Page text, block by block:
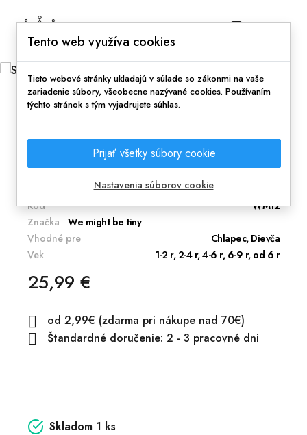
Domov
Silikónové formy na zmrzlinu Pastel
Silikónová forma na pečenie a mrazenie.
Kód
WM12
Značka
We might be tiny
Vhodné pre
Chlapec, Dievča
Vek
1-2 r, 2-4 r, 4-6 r, 6-9 r, od 6 r
25,99 €
 od 2,99€ (zdarma pri nákupe nad 70€)
 Štandardné doručenie: 2 - 3 pracovné dni
Skladom 1 ks
Tento web využíva cookies
Tieto webové stránky ukladajú v súlade so zákonmi na vaše
zariadenie súbory, všeobecne nazývané cookies. Používaním
týchto stránok s tým vyjadrujete súhlas.
Prijať všetky súbory cookie
Nastavenia súborov cookie